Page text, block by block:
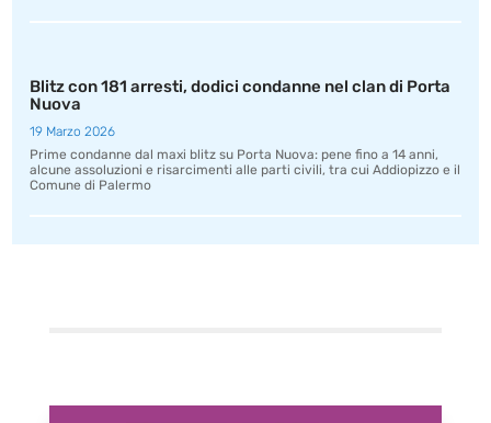
Blitz con 181 arresti, dodici condanne nel clan di Porta
Nuova
19 Marzo 2026
Prime condanne dal maxi blitz su Porta Nuova: pene fino a 14 anni,
alcune assoluzioni e risarcimenti alle parti civili, tra cui Addiopizzo e il
Comune di Palermo